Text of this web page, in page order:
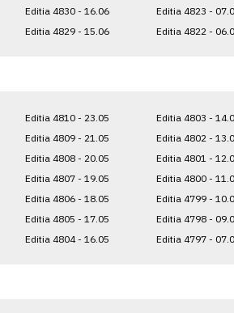
Editia 4830 - 16.06
Editia 4829 - 15.06
Editia 4823 -
Editia 4822 -
Editia 4810 - 23.05
Editia 4809 - 21.05
Editia 4808 - 20.05
Editia 4807 - 19.05
Editia 4806 - 18.05
Editia 4805 - 17.05
Editia 4804 - 16.05
Editia 4803 -
Editia 4802 -
Editia 4801 -
Editia 4800 -
Editia 4799 -
Editia 4798 -
Editia 4797 -